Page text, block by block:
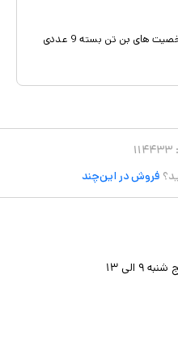
های بن تن بسته 9 عددی
۱۱۴۴۳۳
فروش در این‌چند